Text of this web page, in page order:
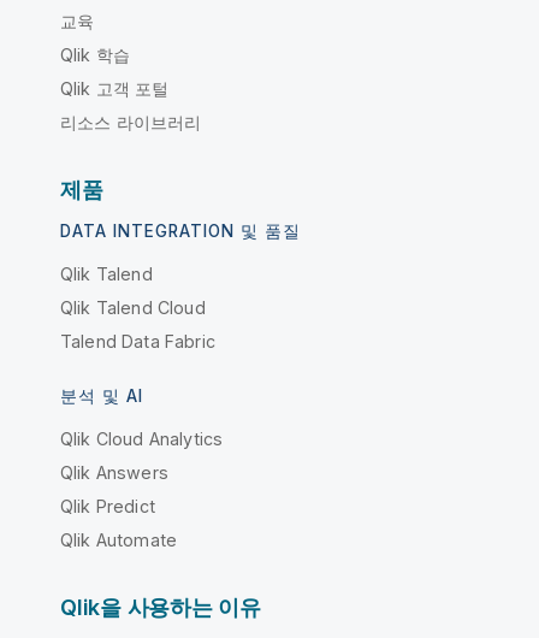
교육
Qlik 학습
Qlik 고객 포털
리소스 라이브러리
제품
DATA INTEGRATION 및 품질
Qlik Talend
Qlik Talend Cloud
Talend Data Fabric
분석 및 AI
Qlik Cloud Analytics
Qlik Answers
Qlik Predict
Qlik Automate
Qlik을 사용하는 이유